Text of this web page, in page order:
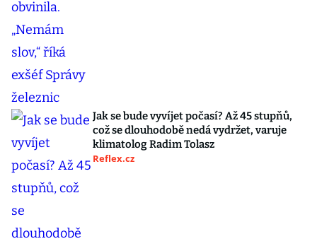
Jak se bude vyvíjet počasí? Až 45 stupňů,
což se dlouhodobě nedá vydržet, varuje
klimatolog Radim Tolasz
Reflex.cz